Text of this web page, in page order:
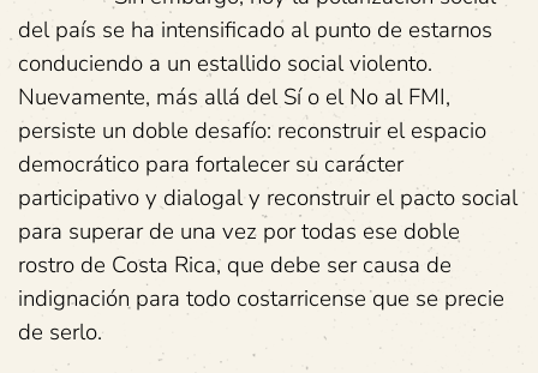
del país se ha intensificado al punto de estarnos
conduciendo a un estallido social violento.
Nuevamente, más allá del Sí o el No al FMI,
persiste un doble desafío: reconstruir el espacio
democrático para fortalecer su carácter
participativo y dialogal y reconstruir el pacto social
para superar de una vez por todas ese doble
rostro de Costa Rica, que debe ser causa de
indignación para todo costarricense que se precie
de serlo.